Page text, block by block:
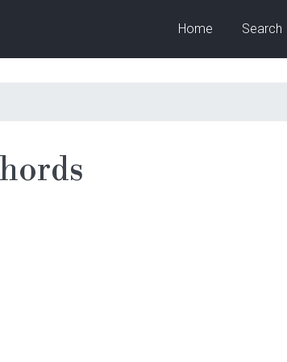
Home Search